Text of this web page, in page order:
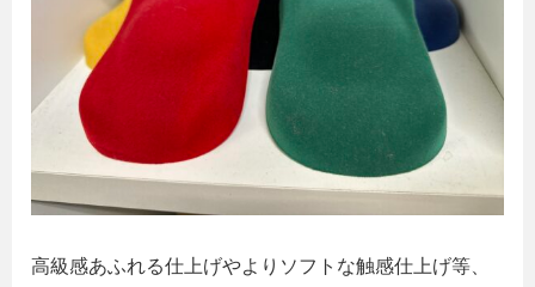
高級感あふれる仕上げやよりソフトな触感仕上げ等、